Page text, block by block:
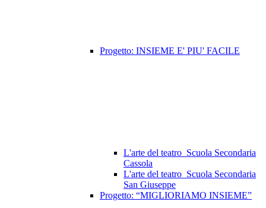
Progetto: INSIEME E' PIU' FACILE
L'arte del teatro_Scuola Secondaria
Cassola
L'arte del teatro_Scuola Secondaria
San Giuseppe
Progetto: “MIGLIORIAMO INSIEME”